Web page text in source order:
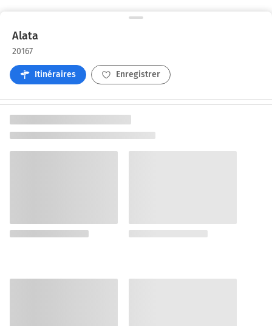
Alata
20167
Itinéraires Enregistrer